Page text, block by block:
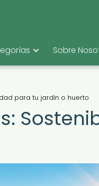
Sobre
para tu jardín o huerto